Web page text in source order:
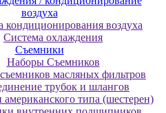
воздуха
кондиционирования воздуха
Система охлаждения
Съемники
Наборы Съемников
масляных фильтров
трубок и шлангов
типа (шестерен)